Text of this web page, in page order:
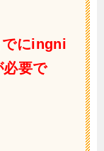
でにingni
必要で